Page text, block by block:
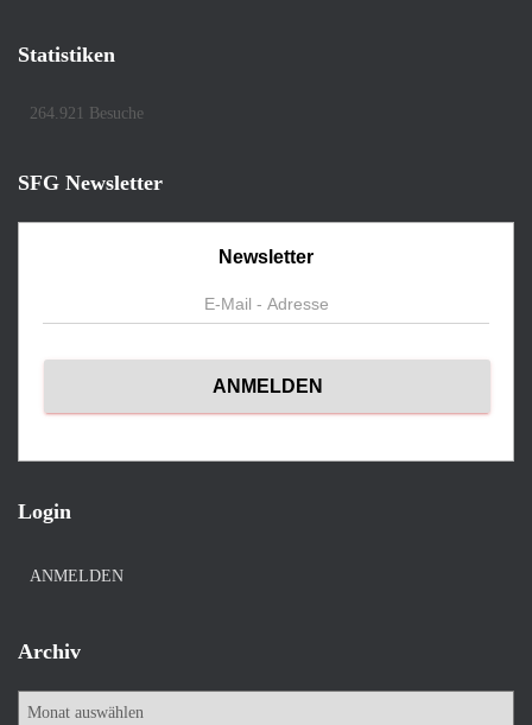
Statistiken
264.921 Besuche
SFG Newsletter
Newsletter
Login
ANMELDEN
Archiv
A